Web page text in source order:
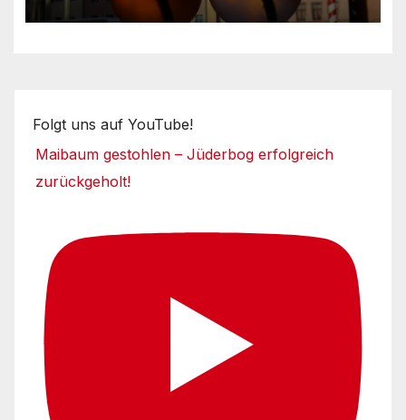
Folgt uns auf YouTube!
Maibaum gestohlen – Jüderbog erfolgreich
zurückgeholt!